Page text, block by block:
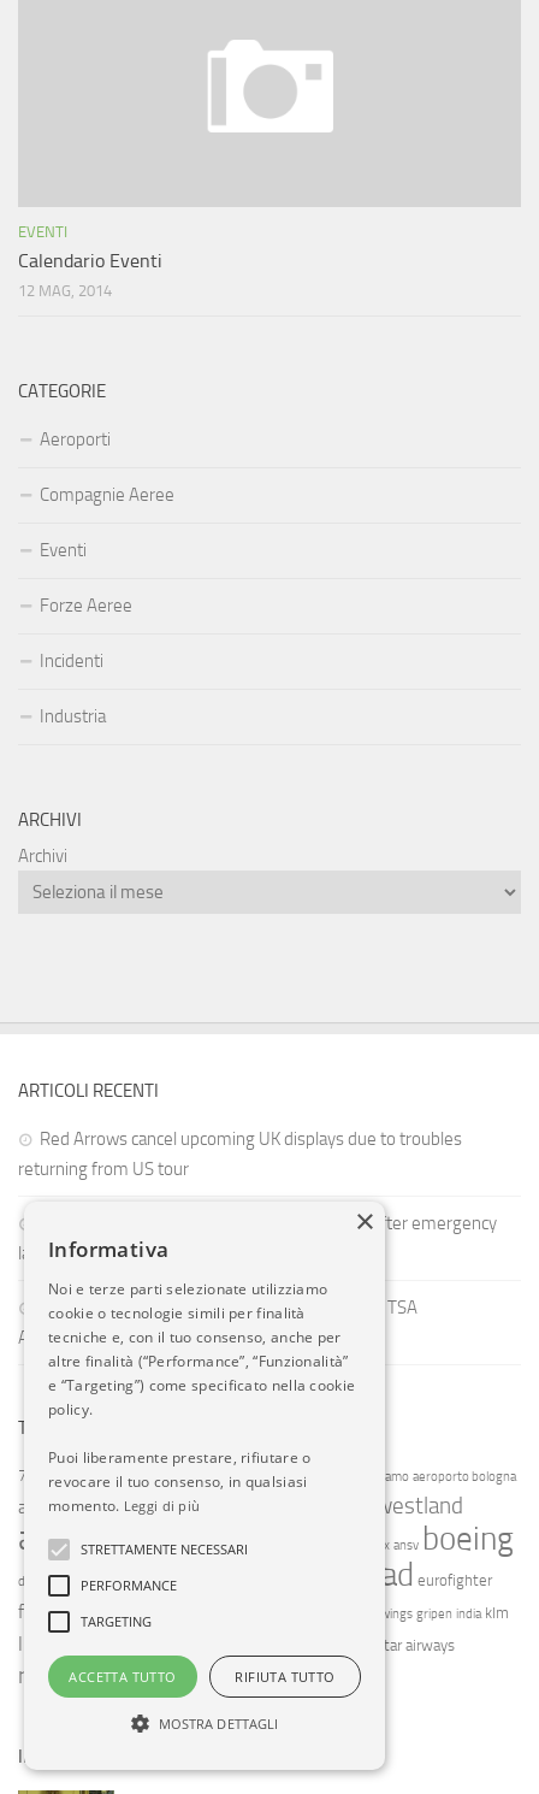
EVENTI
Calendario Eventi
12 MAG, 2014
CATEGORIE
Aeroporti
Compagnie Aeree
Eventi
Forze Aeree
Incidenti
Industria
ARCHIVI
Archivi
ARTICOLI RECENTI
Red Arrows cancel upcoming UK displays due to troubles
returning from US tour
Delta passengers evacuate on escape slides after emergency
landing
Trump pick David Cummins sworn in as eighth TSA
Administrator
TAG CLOUD
737 max 787 a330 a380 aeroporti del garda aeroporto bergamo aeroporto bologna
aeroporto orio al serio aeroporto torino agusta westland
airbus air canada alenia aermacchi amx ansv boeing
dassault easyjet ebace emirates etihad eurofighter
f35 finmeccanica finnair germanwings gripen india klm
livingston qatar airways
ryanair saab united airlines vueling
IN EVIDENZA
×
Informativa
Noi e terze parti selezionate utilizziamo
cookie o tecnologie simili per finalità
tecniche e, con il tuo consenso, anche per
altre finalità (“Performance”, “Funzionalità”
e “Targeting”) come specificato nella cookie
policy.
Puoi liberamente prestare, rifiutare o
revocare il tuo consenso, in qualsiasi
momento. Leggi di più
STRETTAMENTE NECESSARI
PERFORMANCE
TARGETING
ACCETTA TUTTO RIFIUTA TUTTO
MOSTRA DETTAGLI